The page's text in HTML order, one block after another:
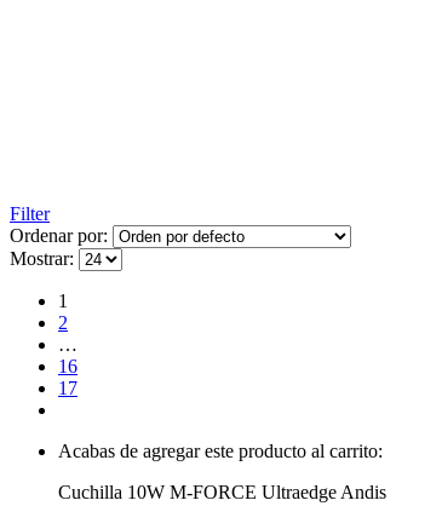
Filter
Ordenar por:
Mostrar:
1
2
…
16
17
Acabas de agregar este producto al carrito:
Cuchilla 10W M-FORCE Ultraedge Andis